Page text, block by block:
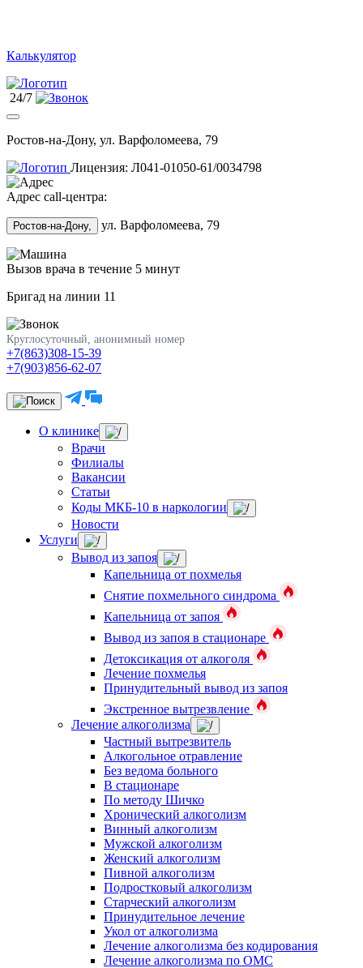
Калькулятор
24/7
Ростов-на-Дону, ул. Варфоломеева, 79
Лицензия: Л041-01050-61/0034798
Адрес call-центра:
Ростов-на-Дону, ул. Варфоломеева, 79
Вызов врача в течение 5 минут
Бригад на линии 11
Круглосуточный, анонимный номер
+7(863)308-15-39
+7(903)856-62-07
О клинике
Врачи
Филиалы
Вакансии
Статьи
Коды МКБ-10 в наркологии
Новости
Услуги
Вывод из запоя
Капельница от похмелья
Снятие похмельного синдрома
Капельница от запоя
Вывод из запоя в стационаре
Детоксикация от алкоголя
Лечение похмелья
Принудительный вывод из запоя
Экстренное вытрезвление
Лечение алкоголизма
Частный вытрезвитель
Алкогольное отравление
Без ведома больного
В стационаре
По методу Шичко
Хронический алкоголизм
Винный алкоголизм
Мужской алкоголизм
Женский алкоголизм
Пивной алкоголизм
Подростковый алкоголизм
Старческий алкоголизм
Принудительное лечение
Укол от алкоголизма
Лечение алкоголизма без кодирования
Лечение алкоголизма по ОМС